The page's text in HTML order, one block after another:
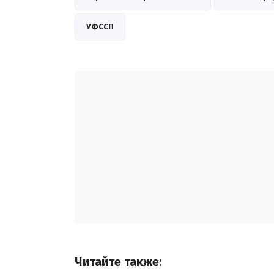
УФССП
Читайте также: